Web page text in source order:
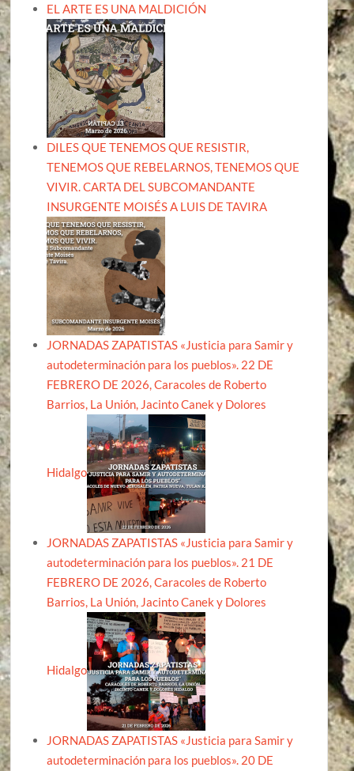
EL ARTE ES UNA MALDICIÓN
DILES QUE TENEMOS QUE RESISTIR,
TENEMOS QUE REBELARNOS, TENEMOS QUE
VIVIR. CARTA DEL SUBCOMANDANTE
INSURGENTE MOISÉS A LUIS DE TAVIRA
JORNADAS ZAPATISTAS «Justicia para Samir y
autodeterminación para los pueblos». 22 DE
FEBRERO DE 2026, Caracoles de Roberto
Barrios, La Unión, Jacinto Canek y Dolores
Hidalgo
JORNADAS ZAPATISTAS «Justicia para Samir y
autodeterminación para los pueblos». 21 DE
FEBRERO DE 2026, Caracoles de Roberto
Barrios, La Unión, Jacinto Canek y Dolores
Hidalgo
JORNADAS ZAPATISTAS «Justicia para Samir y
autodeterminación para los pueblos». 20 DE